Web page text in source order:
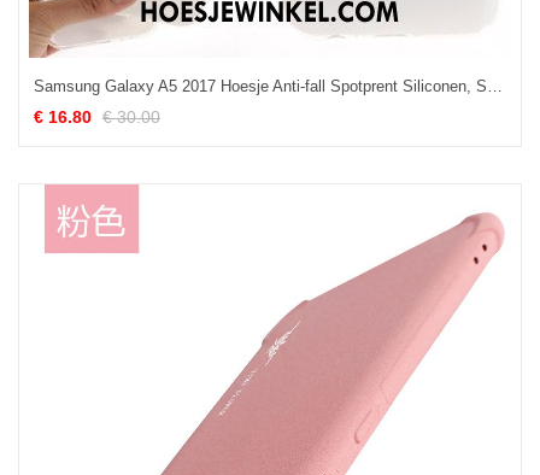
Samsung Galaxy A5 2017 Hoesje Anti-fall Spotprent Siliconen, Samsung Galaxy A5 2017 Hoesje Persoonlijk Wit
€ 16.80 € 30.00